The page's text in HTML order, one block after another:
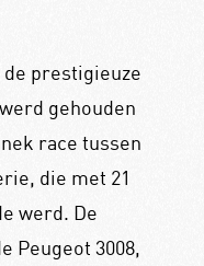
de prestigieuze
gehouden
race tussen
die met 21
werd. De
Peugeot 3008,